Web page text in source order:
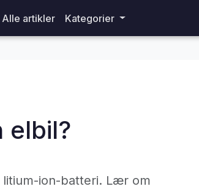
Alle artikler Kategorier
elbil?
litium-ion-batteri. Lær om